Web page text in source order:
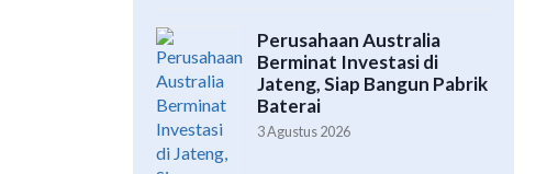
Perusahaan Australia
Berminat Investasi di
Jateng, Siap Bangun Pabrik
Baterai
3 Agustus 2026